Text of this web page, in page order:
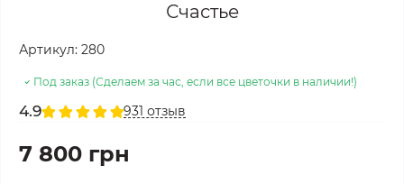
Счастье
Артикул: 280
Под заказ (Сделаем за час, если все цветочки в наличии!)
4.9 931 отзыв
7 800 грн